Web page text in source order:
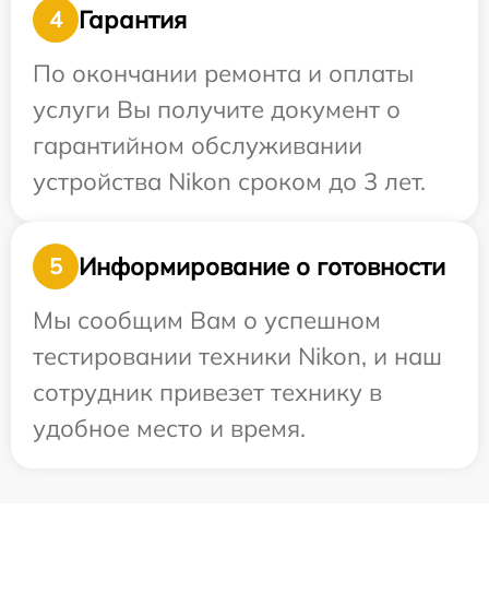
4
Гарантия
По окончании ремонта и оплаты
услуги Вы получите документ о
гарантийном обслуживании
устройства Nikon сроком до 3 лет.
5
Информирование о готовности
Мы сообщим Вам о успешном
тестировании техники Nikon, и наш
сотрудник привезет технику в
удобное место и время.